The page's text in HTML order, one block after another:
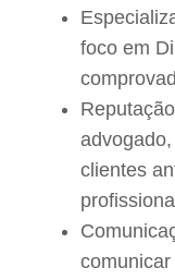
foco em
clientes